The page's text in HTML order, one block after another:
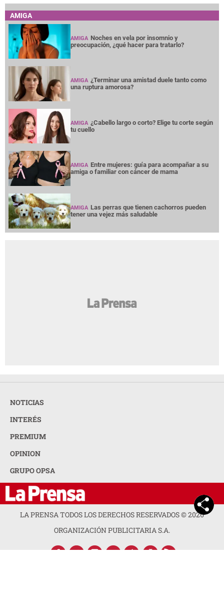
AMIGA
AMIGA Noches en vela por insomnio y
preocupación, ¿qué hacer para tratarlo?
AMIGA ¿Terminar una amistad duele tanto como
una ruptura amorosa?
AMIGA ¿Cabello largo o corto? Elige tu corte según
tu cuello
AMIGA Entre mujeres: guía para acompañar a su
amiga o familiar con cáncer de mama
AMIGA Las perras que tienen cachorros pueden
tener una vejez más saludable
NOTICIAS
INTERÉS
PREMIUM
OPINION
GRUPO OPSA
LA PRENSA TODOS LOS DERECHOS RESERVADOS ©2026
ORGANIZACIÓN PUBLICITARIA S.A.